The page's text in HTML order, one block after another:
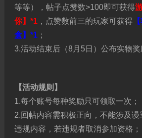
等等），帖子点赞数>100即可获得
你】*1，点赞数前三的玩家可获得
盒】*1；
3.活动结束后（8月5日）公布实物奖
【活动规则】
1.每个账号每种奖励只可领取一次；
2.回帖内容需积极正向，不能涉及
违规内容，若违规者取消参加资格；